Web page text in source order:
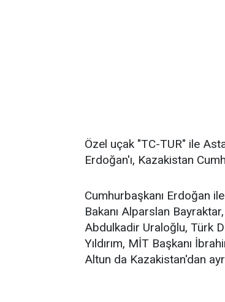
Özel uçak "TC-TUR" ile
Erdoğan'ı, Kazakistan
Cumhurbaşkanı Erdoğan
Bakanı Alparslan
Abdulkadir Uraloğlu, Türk
Yıldırım, MİT Başkanı
Altun da Kazakistan'dan